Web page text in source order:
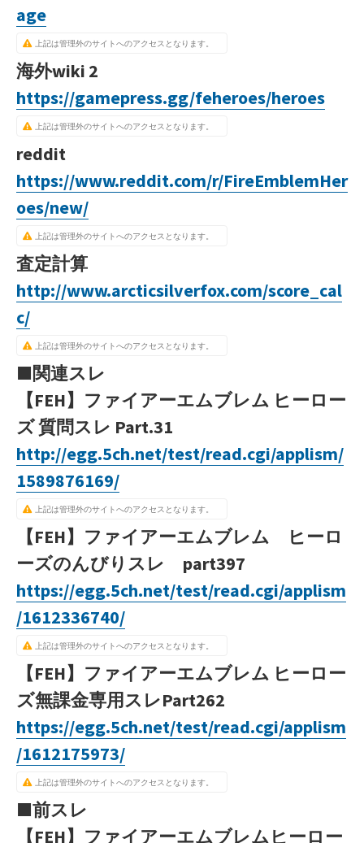
age
上記は管理外のサイトへのアクセスとなります。
海外wiki 2
https://gamepress.gg/feheroes/heroes
上記は管理外のサイトへのアクセスとなります。
reddit
https://www.reddit.com/r/FireEmblemHer
oes/new/
上記は管理外のサイトへのアクセスとなります。
査定計算
http://www.arcticsilverfox.com/score_cal
c/
上記は管理外のサイトへのアクセスとなります。
■関連スレ
【FEH】ファイアーエムブレム ヒーロー
ズ 質問スレ Part.31
http://egg.5ch.net/test/read.cgi/applism/
1589876169/
上記は管理外のサイトへのアクセスとなります。
【FEH】ファイアーエムブレム ヒーロ
ーズのんびりスレ part397
https://egg.5ch.net/test/read.cgi/applism
/1612336740/
上記は管理外のサイトへのアクセスとなります。
【FEH】ファイアーエムブレム ヒーロー
ズ無課金専用スレPart262
https://egg.5ch.net/test/read.cgi/applism
/1612175973/
上記は管理外のサイトへのアクセスとなります。
■前スレ
【FEH】ファイアーエムブレムヒーロー